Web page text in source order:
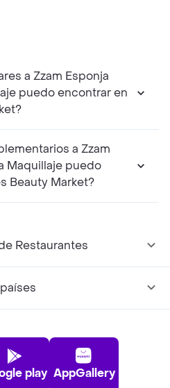
a Zzam Esponja
puedo encontrar en
a Zzam
Maquillaje puedo
Beauty Market?
Restaurantes
play AppGallery